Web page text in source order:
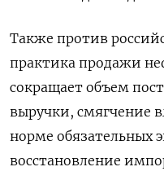
Также против
практика продажи
сокращает объем
выручки, смягчение
норме обязательных
восстановление